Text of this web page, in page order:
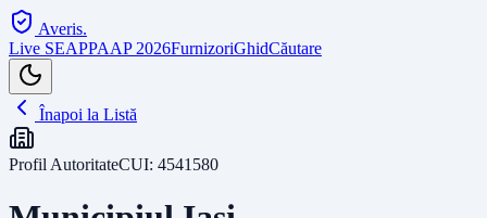
Averis.
Live SEAPPAAP 2026FurnizoriGhidCăutare
Înapoi la Listă
Profil AutoritateCUI: 4541580